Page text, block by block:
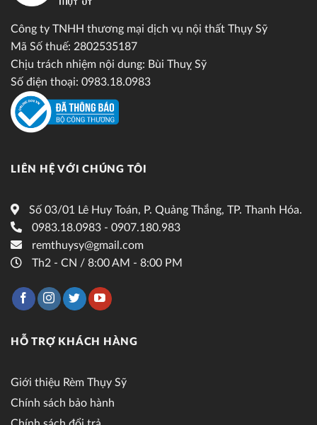
Công ty TNHH thương mại dịch vụ nội thất Thụy Sỹ
Mã Số thuế: 2802535187
Chịu trách nhiệm nội dung: Bùi Thuỵ Sỹ
Số điện thoại: 0983.18.0983
LIÊN HỆ VỚI CHÚNG TÔI
Số 03/01 Lê Huy Toán, P. Quảng Thắng, TP. Thanh Hóa.
0983.18.0983 - 0907.180.983
remthuysy@gmail.com
Th2 - CN / 8:00 AM - 8:00 PM
HỖ TRỢ KHÁCH HÀNG
Giới thiệu Rèm Thụy Sỹ
Chính sách bảo hành